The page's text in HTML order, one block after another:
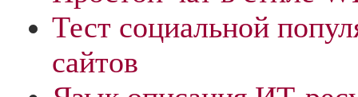
Тест социальной
сайтов